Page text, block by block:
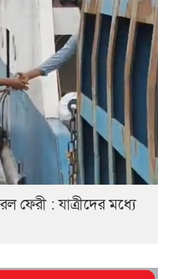
ফেরী : যাত্রীদের মধ্যে